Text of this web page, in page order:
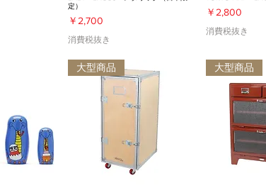
定）
価格
￥2,700
消費税抜き
価格
￥2,800
消費税抜き
大型商品 大型商品